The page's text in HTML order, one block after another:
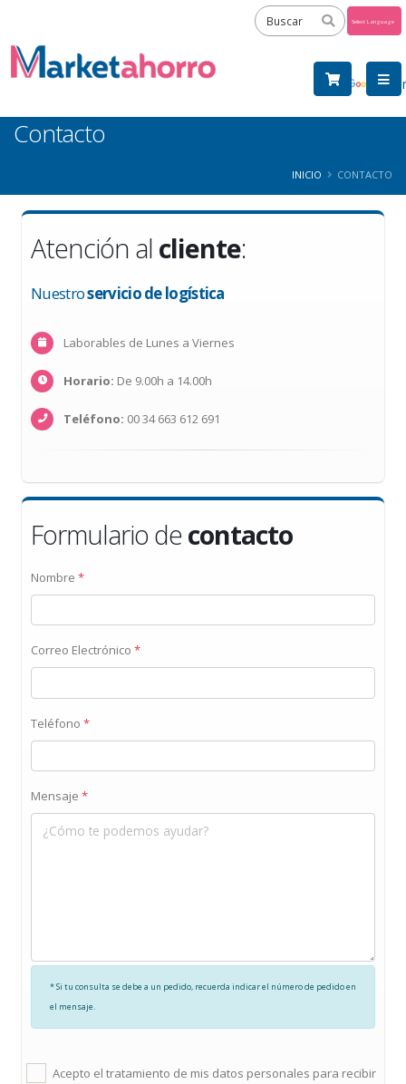
by
Contacto
INICIO CONTACTO
Atención al cliente:
Nuestroservicio de logística
Laborables de Lunes a Viernes
Horario: De 9.00h a 14.00h
Teléfono: 00 34 663 612 691
Formulario decontacto
Nombre *
Correo Electrónico *
Teléfono *
Mensaje *
* Si tu consulta se debe a un pedido, recuerda indicar el número de pedido en
el mensaje.
Acepto el tratamiento de mis datos personales para recibir